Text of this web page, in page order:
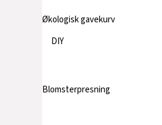
Økologisk gavekurv
DIY
Blomsterpresning